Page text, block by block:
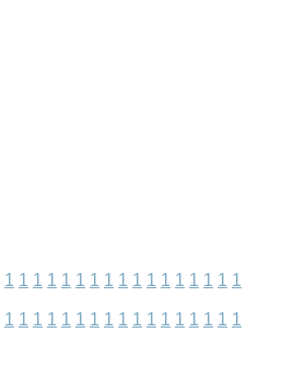
1 1 1 1 1 1 1 1 1 1 1 1 1 1 1 1 1
1 1 1 1 1 1 1 1 1 1 1 1 1 1 1 1 1